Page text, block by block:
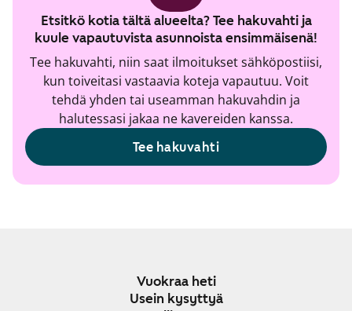
Etsitkö kotia tältä alueelta? Tee hakuvahti ja
kuule vapautuvista asunnoista ensimmäisenä!
Tee hakuvahti, niin saat ilmoitukset sähköpostiisi,
kun toiveitasi vastaavia koteja vapautuu. Voit
tehdä yhden tai useamman hakuvahdin ja
halutessasi jakaa ne kavereiden kanssa.
Tee hakuvahti
Vuokraa heti
Usein kysyttyä